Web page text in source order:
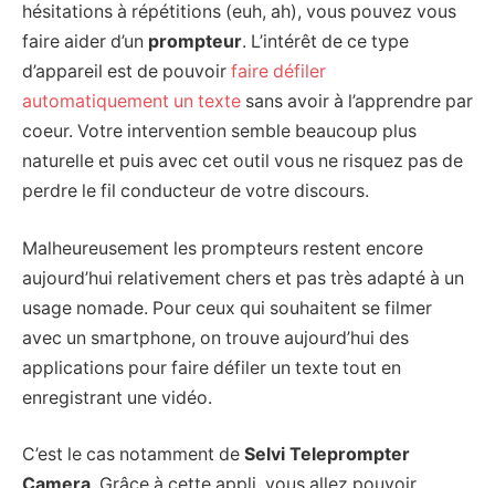
hésitations à répétitions (euh, ah), vous pouvez vous
faire aider d’un prompteur. L’intérêt de ce type
d’appareil est de pouvoir faire défiler
automatiquement un texte sans avoir à l’apprendre par
coeur. Votre intervention semble beaucoup plus
naturelle et puis avec cet outil vous ne risquez pas de
perdre le fil conducteur de votre discours.
Malheureusement les prompteurs restent encore
aujourd’hui relativement chers et pas très adapté à un
usage nomade. Pour ceux qui souhaitent se filmer
avec un smartphone, on trouve aujourd’hui des
applications pour faire défiler un texte tout en
enregistrant une vidéo.
C’est le cas notamment de Selvi Teleprompter